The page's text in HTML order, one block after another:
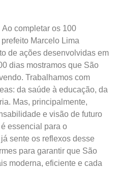
Ao completar os 100
Marcelo Lima
de ações desenvolvidas em
dias mostramos que São
Trabalhamos com
da saúde à educação, da
Mas, principalmente,
e visão de futuro
essencial para o
sente os reflexos desse
para garantir que São
moderna, eficiente e cada